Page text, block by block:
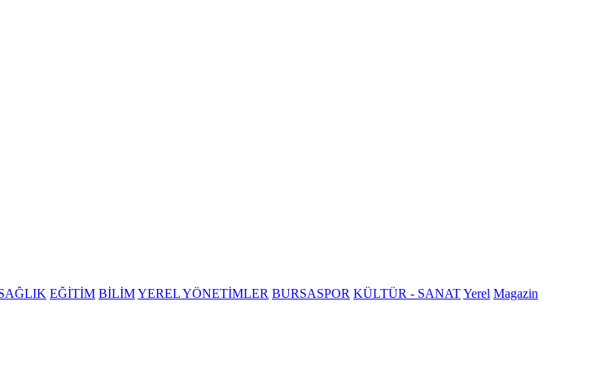
EĞİTİM BİLİMYEREL YÖNETİMLER BURSASPOR KÜLTÜR - SANATYerel Magazin